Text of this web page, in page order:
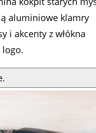
aluminiowe klamry
i akcenty z włókna
logo.